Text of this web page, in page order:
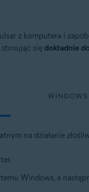
z komputera i
stosując się dokładnie
WINDOWS
na działanie
Windows, a